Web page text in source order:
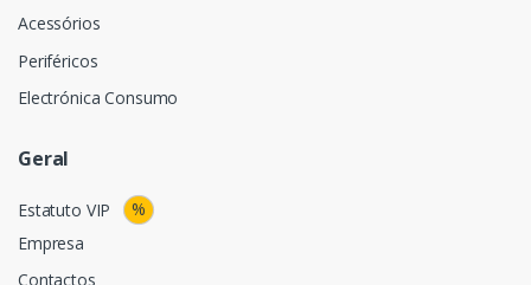
Acessórios
Periféricos
Electrónica Consumo
Geral
Estatuto VIP
%
Empresa
Contactos